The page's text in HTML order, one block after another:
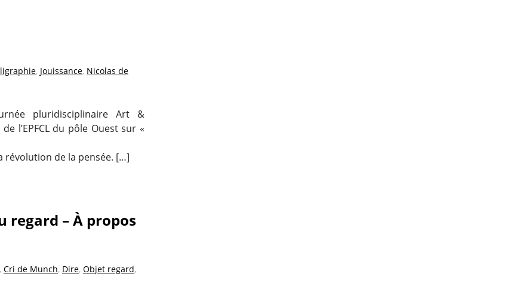
, Jouissance, Nicolas de
pluridisciplinaire Art &
l’EPFCL du pôle Ouest sur «
révolution de la pensée. […]
regard – À propos
, Cri de Munch, Dire, Objet regard,